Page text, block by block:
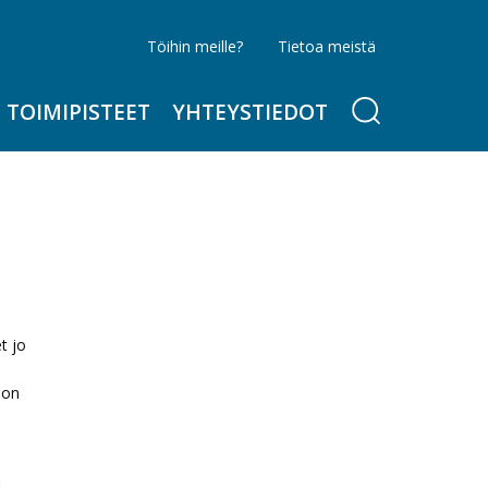
Tietoa meistä
Töihin meille?
TOIMIPISTEET YHTEYSTIEDOT
jo